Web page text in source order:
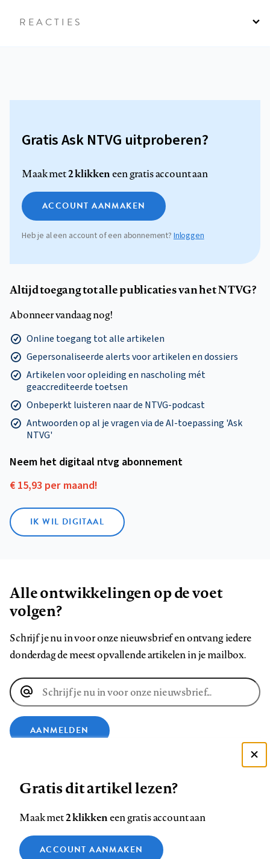
REACTIES
Gratis Ask NTVG uitproberen?
Maak met2 klikkeneen gratis account aan
ACCOUNT AANMAKEN
Heb je al een account of een abonnement?Inloggen
Altijd toegang tot alle publicaties van het NTVG?
Abonneer vandaag nog!
Online toegang tot alle artikelen
Gepersonaliseerde alerts voor artikelen en dossiers
Artikelen voor opleiding en nascholing mét
geaccrediteerde toetsen
Onbeperkt luisteren naar de NTVG-podcast
Antwoorden op al je vragen via de AI-toepassing 'Ask
NTVG'
Neem het digitaal ntvg abonnement
€ 15,93 per maand!
IK WIL DIGITAAL
Alle ontwikkelingen op de voet
volgen?
Schrijf je nu in voor onze nieuwsbrief en ontvang iedere
donderdag de meest opvallende artikelen in je mailbox.
E-
mailadres
AANMELDEN
op
op
op
ons
op
Contact Colofon Disclaimer Privacy
Gratis dit artikel lezen?
Maak met2 klikkeneen gratis account aan
ACCOUNT AANMAKEN
Zie onze cookie policy